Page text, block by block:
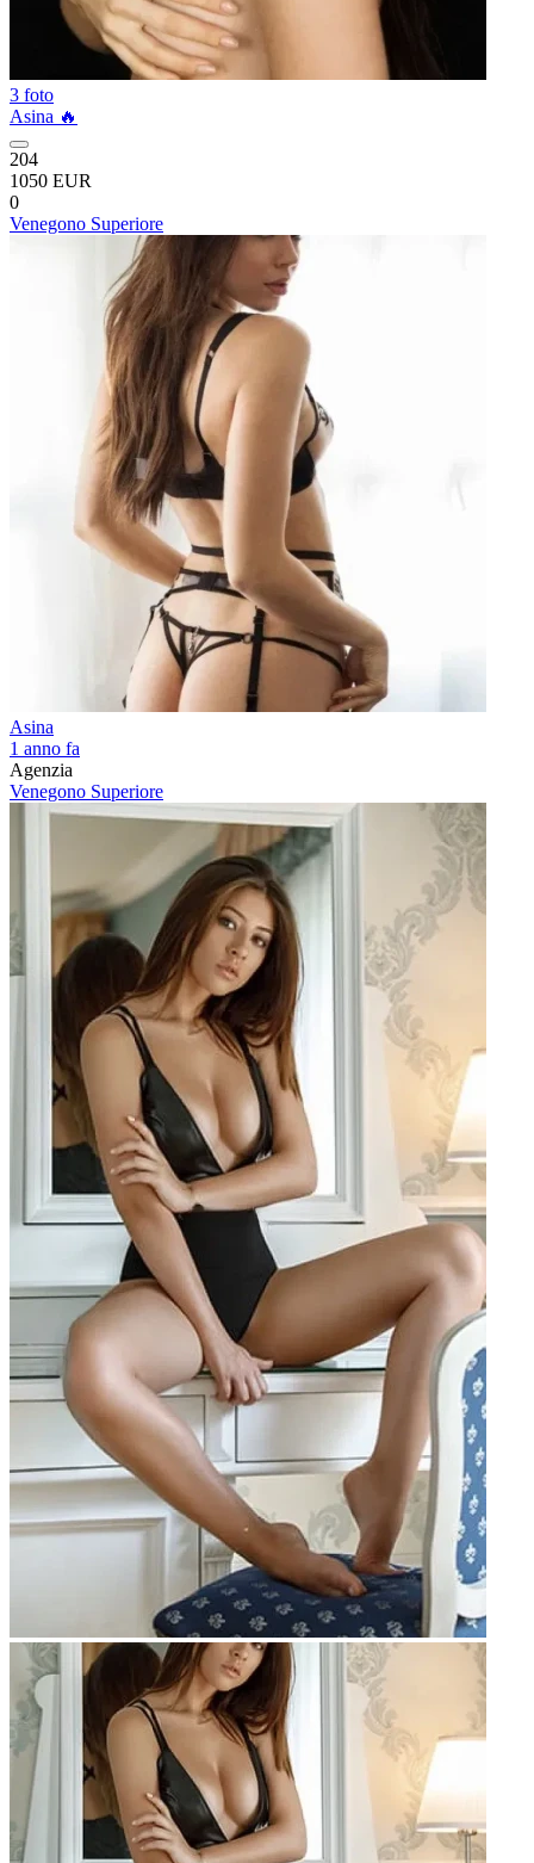
3 foto
Asina 🔥
204
1050 EUR
0
Venegono Superiore
Asina
1 anno fa
Agenzia
Venegono Superiore